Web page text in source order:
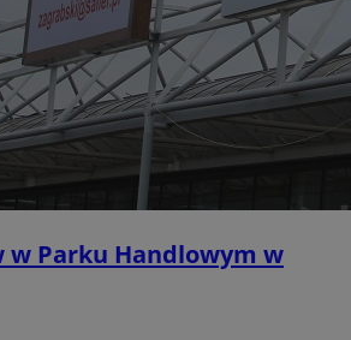
w Parku Handlowym w